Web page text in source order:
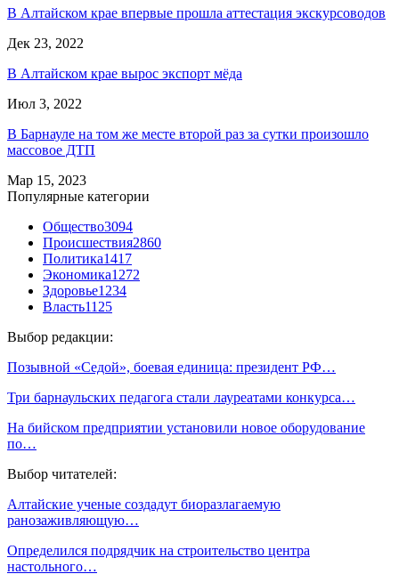
В Алтайском крае впервые прошла аттестация экскурсоводов
Дек 23, 2022
В Алтайском крае вырос экспорт мёда
Июл 3, 2022
В Барнауле на том же месте второй раз за сутки произошло
массовое ДТП
Мар 15, 2023
Популярные категории
Общество3094
Происшествия2860
Политика1417
Экономика1272
Здоровье1234
Власть1125
Выбор редакции:
Позывной «Седой», боевая единица: президент РФ…
Три барнаульских педагога стали лауреатами конкурса…
На бийском предприятии установили новое оборудование
по…
Выбор читателей:
Алтайские ученые создадут биоразлагаемую
ранозаживляющую…
Определился подрядчик на строительство центра
настольного…